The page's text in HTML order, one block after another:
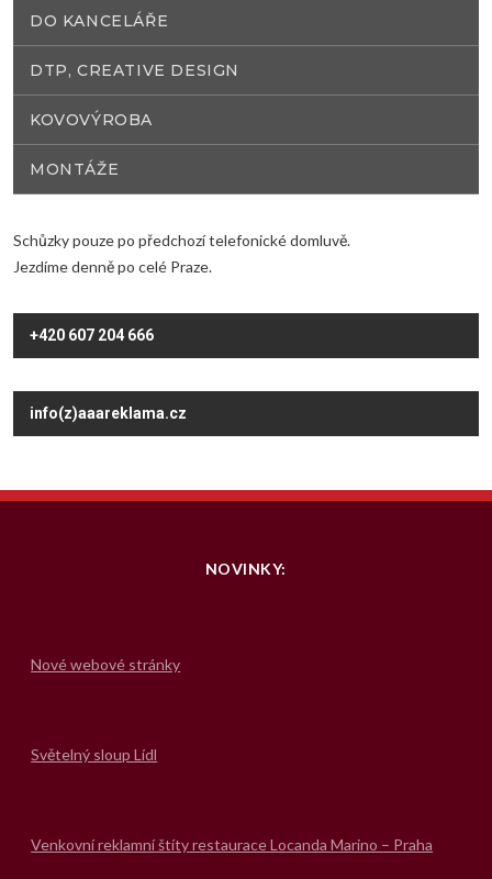
DO KANCELÁŘE
DTP, CREATIVE DESIGN
KOVOVÝROBA
MONTÁŽE
Schůzky pouze po předchozí telefonické domluvě.
Jezdíme denně po celé Praze.
+420 607 204 666
info(z)aaareklama.cz
NOVINKY:
Nové webové stránky
Světelný sloup Lídl
Venkovní reklamní štíty restaurace Locanda Marino – Praha